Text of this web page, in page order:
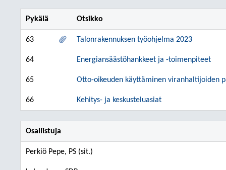
Pykälä Otsikko
63 Talonrakennuksen työohjelma 2023
64 Energiansäästöhankkeet ja -toimenpiteet
65 Otto-oikeuden käyttäminen viranhaltijoiden
66 Kehitys- ja keskusteluasiat
Osallistuja
Perkiö Pepe, PS (sit.)